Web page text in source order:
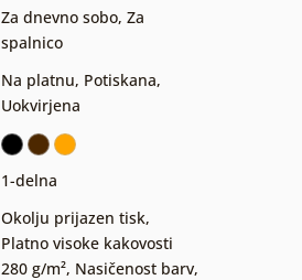
Za dnevno sobo, Za
spalnico
Na platnu, Potiskana,
Uokvirjena
1-delna
Okolju prijazen tisk,
Platno visoke kakovosti
280 g/m², Nasičenost barv,